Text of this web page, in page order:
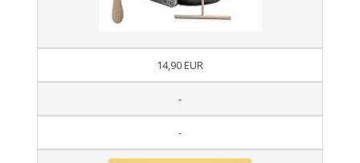
14,90 EUR
-
-